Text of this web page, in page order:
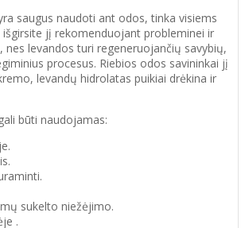
saugus naudoti ant odos, tinka visiems
jį rekomenduojant probleminei ir
nes levandos turi regeneruojančių savybių,
procesus. Riebios odos savininkai jį
levandų hidrolatas puikiai drėkina ir
būti naudojamas:
sukelto niežėjimo.
.